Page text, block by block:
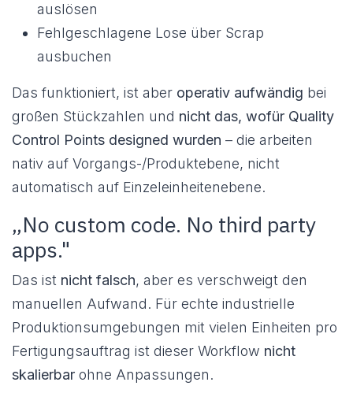
auslösen
Fehlgeschlagene Lose über Scrap
ausbuchen
Das funktioniert, ist aber operativ aufwändig bei
großen Stückzahlen und nicht das, wofür Quality
Control Points designed wurden – die arbeiten
nativ auf Vorgangs-/Produktebene, nicht
automatisch auf Einzeleinheitenebene.
„No custom code. No third party
apps."
Das ist nicht falsch, aber es verschweigt den
manuellen Aufwand. Für echte industrielle
Produktionsumgebungen mit vielen Einheiten pro
Fertigungsauftrag ist dieser Workflow nicht
skalierbar ohne Anpassungen.